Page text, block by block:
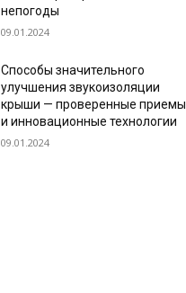
непогоды
09.01.2024
Способы значительного
улучшения звукоизоляции
крыши — проверенные приемы
и инновационные технологии
09.01.2024